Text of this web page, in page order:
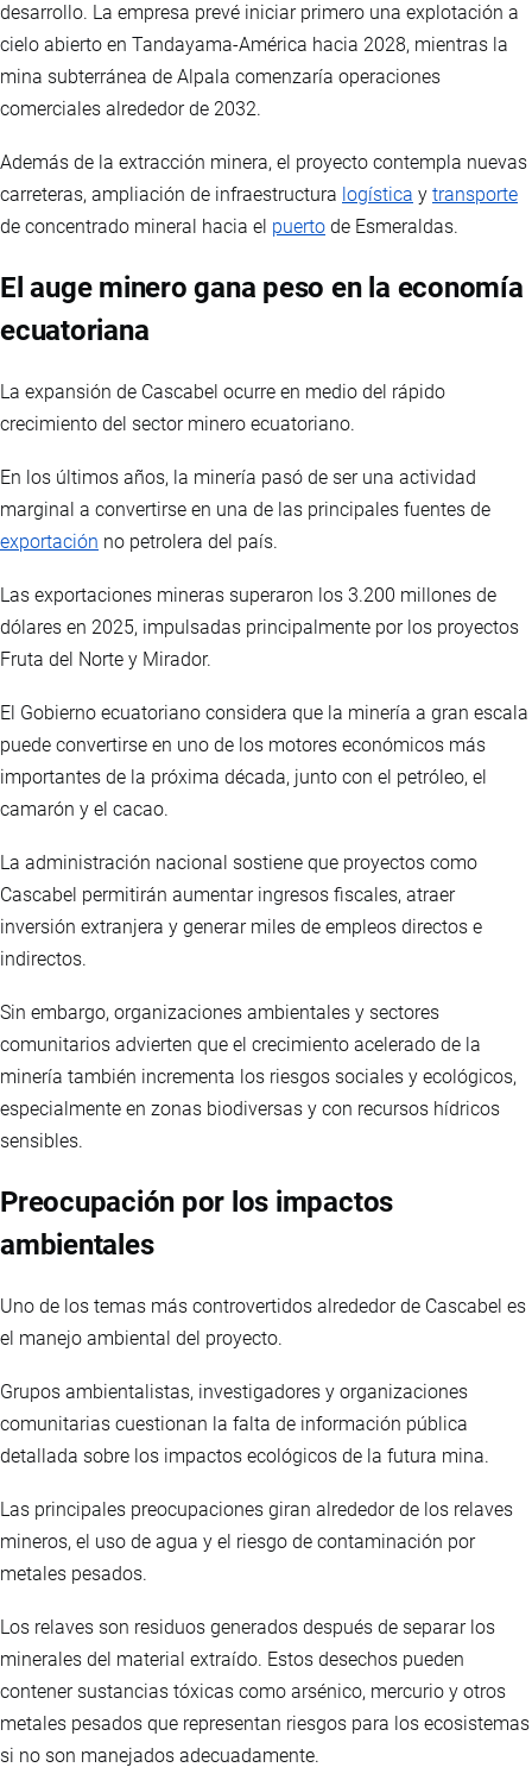
desarrollo. La empresa prevé iniciar primero una explotación a
cielo abierto en Tandayama-América hacia 2028, mientras la
mina subterránea de Alpala comenzaría operaciones
comerciales alrededor de 2032.
Además de la extracción minera, el proyecto contempla nuevas
carreteras, ampliación de infraestructura logística y transporte
de concentrado mineral hacia el puerto de Esmeraldas.
El auge minero gana peso en la economía
ecuatoriana
La expansión de Cascabel ocurre en medio del rápido
crecimiento del sector minero ecuatoriano.
En los últimos años, la minería pasó de ser una actividad
marginal a convertirse en una de las principales fuentes de
exportación no petrolera del país.
Las exportaciones mineras superaron los 3.200 millones de
dólares en 2025, impulsadas principalmente por los proyectos
Fruta del Norte y Mirador.
El Gobierno ecuatoriano considera que la minería a gran escala
puede convertirse en uno de los motores económicos más
importantes de la próxima década, junto con el petróleo, el
camarón y el cacao.
La administración nacional sostiene que proyectos como
Cascabel permitirán aumentar ingresos fiscales, atraer
inversión extranjera y generar miles de empleos directos e
indirectos.
Sin embargo, organizaciones ambientales y sectores
comunitarios advierten que el crecimiento acelerado de la
minería también incrementa los riesgos sociales y ecológicos,
especialmente en zonas biodiversas y con recursos hídricos
sensibles.
Preocupación por los impactos
ambientales
Uno de los temas más controvertidos alrededor de Cascabel es
el manejo ambiental del proyecto.
Grupos ambientalistas, investigadores y organizaciones
comunitarias cuestionan la falta de información pública
detallada sobre los impactos ecológicos de la futura mina.
Las principales preocupaciones giran alrededor de los relaves
mineros, el uso de agua y el riesgo de contaminación por
metales pesados.
Los relaves son residuos generados después de separar los
minerales del material extraído. Estos desechos pueden
contener sustancias tóxicas como arsénico, mercurio y otros
metales pesados que representan riesgos para los ecosistemas
si no son manejados adecuadamente.